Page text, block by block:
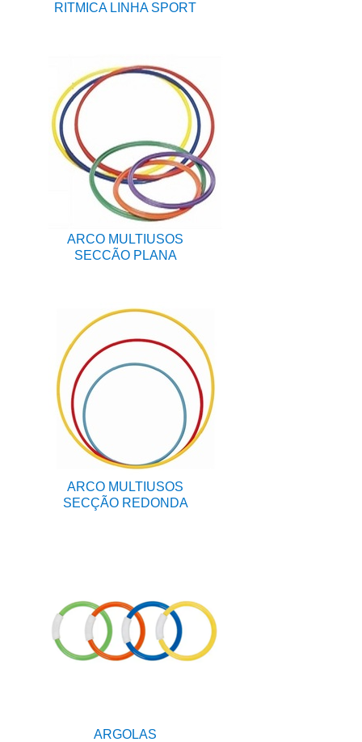
RITMICA LINHA SPORT
ARCO MULTIUSOS
SECCÃO PLANA
ARCO MULTIUSOS
SECÇÃO REDONDA
ARGOLAS